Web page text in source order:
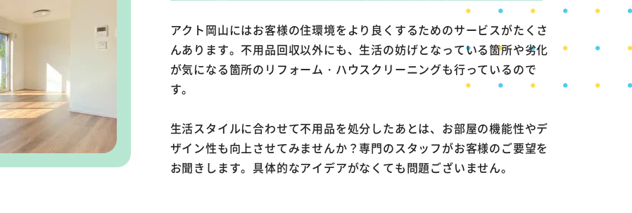
アクト岡山にはお客様の住環境をより良くするためのサービスがたくさ
んあります。不用品回収以外にも、生活の妨げとなっている箇所や劣化
が気になる箇所のリフォーム・ハウスクリーニングも行っているので
す。
生活スタイルに合わせて不用品を処分したあとは、お部屋の機能性やデ
ザイン性も向上させてみませんか？専門のスタッフがお客様のご要望を
お聞きします。具体的なアイデアがなくても問題ございません。